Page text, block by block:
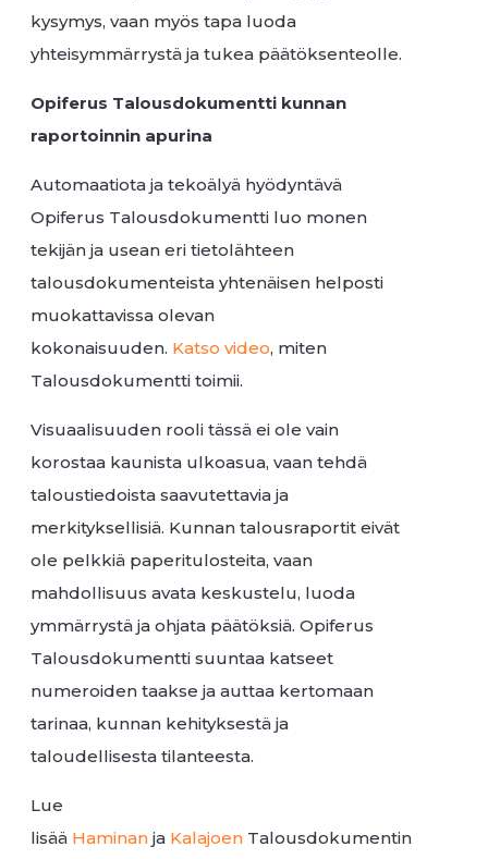
kysymys, vaan myös tapa luoda
yhteisymmärrystä ja tukea päätöksenteolle.
Opiferus Talousdokumentti kunnan
raportoinnin apurina
Automaatiota ja tekoälyä hyödyntävä
Opiferus Talousdokumentti luo monen
tekijän ja usean eri tietolähteen
talousdokumenteista yhtenäisen helposti
muokattavissa olevan
kokonaisuuden. Katso video, miten
Talousdokumentti toimii.
Visuaalisuuden rooli tässä ei ole vain
korostaa kaunista ulkoasua, vaan tehdä
taloustiedoista saavutettavia ja
merkityksellisiä. Kunnan talousraportit eivät
ole pelkkiä paperitulosteita, vaan
mahdollisuus avata keskustelu, luoda
ymmärrystä ja ohjata päätöksiä. Opiferus
Talousdokumentti suuntaa katseet
numeroiden taakse ja auttaa kertomaan
tarinaa, kunnan kehityksestä ja
taloudellisesta tilanteesta.
Lue
lisää Haminan ja Kalajoen Talousdokumentin